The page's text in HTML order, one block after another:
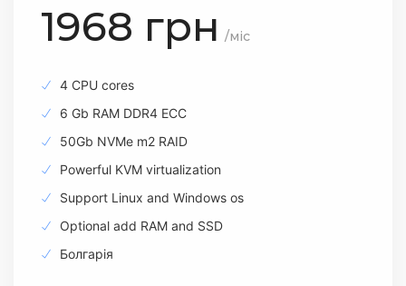
1968 грн /міс
4 CPU cores
6 Gb RAM DDR4 ECC
50Gb NVMe m2 RAID
Powerful KVM virtualization
Support Linux and Windows os
Optional add RAM and SSD
Болгарія